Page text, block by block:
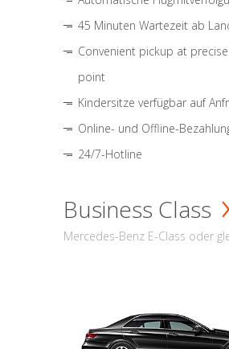
45 Minuten Wartezeit ab
Convenient pickup at
point
Kindersitze verfügbar auf
Online- und Offline-
24/7-Hotline
Business Class
Mercedes-Benz E-Class oder